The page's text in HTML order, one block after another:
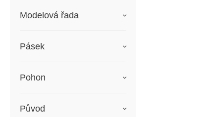
Modelová řada
Pásek
Pohon
Původ